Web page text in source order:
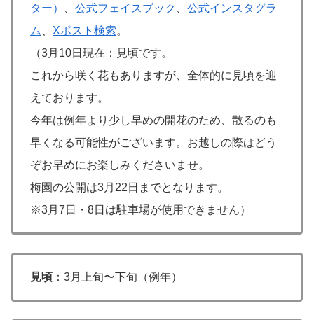
ター）
公式フェイスブック
公式インスタグラ
ム
Xポスト検索。
（3月10日現在：見頃です。
これから咲く花もありますが、全体的に見頃を迎
えております。
今年は例年より少し早めの開花のため、散るのも
早くなる可能性がございます。お越しの際はどう
ぞお早めにお楽しみくださいませ。
梅園の公開は3月22日までとなります。
※3月7日・8日は駐車場が使用できません）
見頃 ：3月上旬〜下旬（例年）